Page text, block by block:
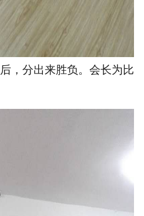
，分出来胜负。会长为比